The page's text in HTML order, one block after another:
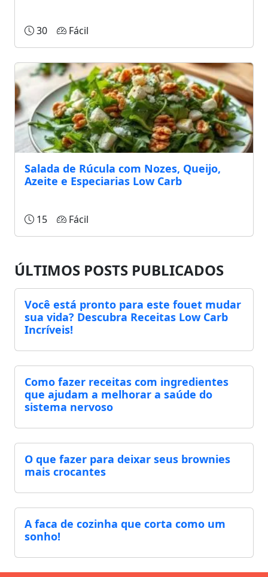
30 Fácil
Salada de Rúcula com Nozes, Queijo,
Azeite e Especiarias Low Carb
15 Fácil
ÚLTIMOS POSTS PUBLICADOS
Você está pronto para este fouet mudar
sua vida? Descubra Receitas Low Carb
Incríveis!
Como fazer receitas com ingredientes
que ajudam a melhorar a saúde do
sistema nervoso
O que fazer para deixar seus brownies
mais crocantes
A faca de cozinha que corta como um
sonho!